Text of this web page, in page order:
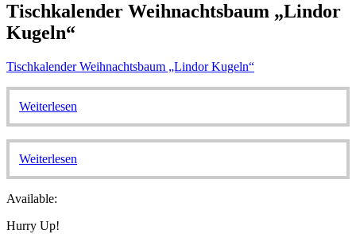
Tischkalender Weihnachtsbaum „Lindor
Kugeln“
Tischkalender Weihnachtsbaum „Lindor Kugeln“
Weiterlesen
Weiterlesen
Available:
Hurry Up!